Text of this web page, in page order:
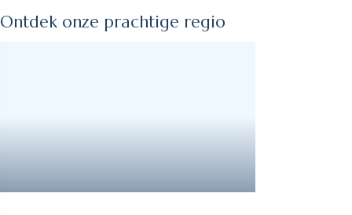
Ontdek onze prachtige regio